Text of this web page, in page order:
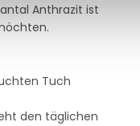
Anthrazit ist
Tuch
den täglichen